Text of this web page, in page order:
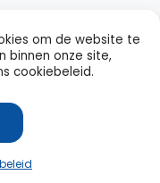
om de website te
binnen onze site,
cookiebeleid.
5 op Trustpilot